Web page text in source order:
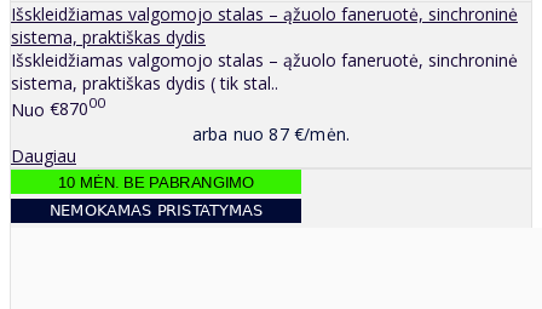
Išskleidžiamas valgomojo stalas – ąžuolo faneruotė, sinchroninė
sistema, praktiškas dydis
Išskleidžiamas valgomojo stalas – ąžuolo faneruotė, sinchroninė
sistema, praktiškas dydis ( tik stal..
Nuo €87000
arba nuo 87 €/mėn.
Daugiau